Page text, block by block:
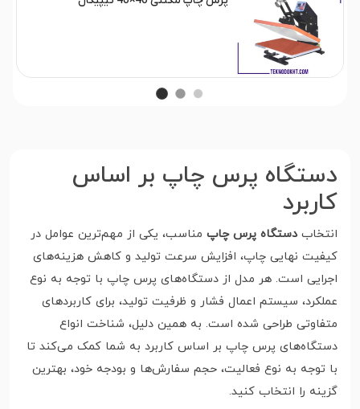
دستگاه پرس چاپ بر اساس
کاربرد
انتخابدستگاه پرس چاپ مناسب، یکی از مهم‌ترین عوامل در
کیفیت نهایی چاپ، افزایش سرعت تولید و کاهش هزینه‌های
اجرایی است. هر مدل از دستگاه‌های پرس چاپ با توجه به نوع
عملکرد، سیستم اعمال فشار و ظرفیت تولید، برای کاربردهای
متفاوتی طراحی شده است. به همین دلیل، شناخت انواع
دستگاه‌های پرس چاپ بر اساس کاربرد به شما کمک می‌کند تا
با توجه به نوع فعالیت، حجم سفارش‌ها و بودجه خود، بهترین
گزینه را انتخاب کنید.